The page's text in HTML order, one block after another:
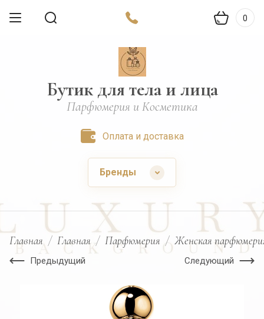
0
Бутик для тела и лица
Парфюмерия и Косметика
Оплата и доставка
Бренды
Главная / Главная / Парфюмерия / Женская
Предыдущий Следующий